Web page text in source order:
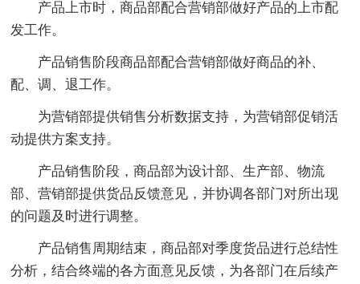
产品上市时，商品部配合营销部做好产品的上市配
发工作。
产品销售阶段商品部配合营销部做好商品的补、
配、调、退工作。
为营销部提供销售分析数据支持，为营销部促销活
动提供方案支持。
产品销售阶段，商品部为设计部、生产部、物流
部、营销部提供货品反馈意见，并协调各部门对所出现
的问题及时进行调整。
产品销售周期结束，商品部对季度货品进行总结性
分析，结合终端的各方面意见反馈，为各部门在后续产